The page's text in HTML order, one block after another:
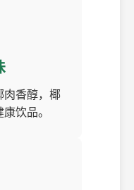
肉香醇，椰
饮品。